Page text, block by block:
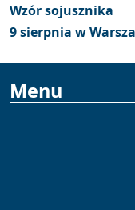
Wzór sojusznika
9 sierpnia w
Menu